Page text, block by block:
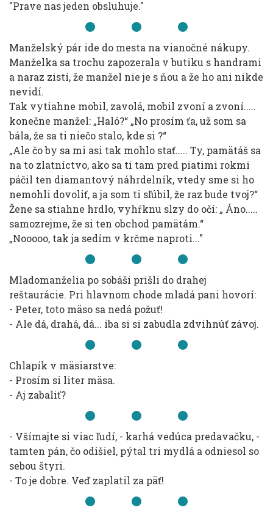
"Prave nas jeden obsluhuje."
Manželský pár ide do mesta na vianočné nákupy.
Manželka sa trochu zapozerala v butiku s handrami
a naraz zistí, že manžel nie je s ňou a že ho ani nikde
nevidí.
Tak vytiahne mobil, zavolá, mobil zvoní a zvoní.....
konečne manžel: „Haló?“ „No prosím ťa, už som sa
bála, že sa ti niečo stalo, kde si ?“
„Ale čo by sa mi asi tak mohlo stať..... Ty, pamätáš sa
na to zlatníctvo, ako sa ti tam pred piatimi rokmi
páčil ten diamantový náhrdelník, vtedy sme si ho
nemohli dovoliť, a ja som ti sľúbil, že raz bude tvoj?“
Žene sa stiahne hrdlo, vyhŕknu slzy do očí: „ Áno.....
samozrejme, že si ten obchod pamätám.“
„Nooooo, tak ja sedím v krčme naproti..."
Mladomanželia po sobáši prišli do drahej
reštaurácie. Pri hlavnom chode mladá pani hovorí:
- Peter, toto mäso sa nedá požuť!
- Ale dá, drahá, dá... iba si si zabudla zdvihnúť závoj.
Chlapík v mäsiarstve:
- Prosím si liter mäsa.
- Aj zabaliť?
- Všímajte si viac ľudí, - karhá vedúca predavačku, -
tamten pán, čo odišiel, pýtal tri mydlá a odniesol so
sebou štyri.
- To je dobre. Veď zaplatil za päť!